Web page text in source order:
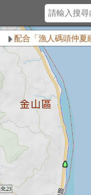
配合「漁人碼頭仲夏繽